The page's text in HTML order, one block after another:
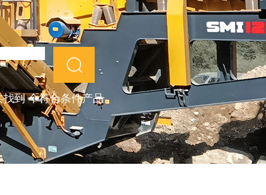
到 个符合条件产品